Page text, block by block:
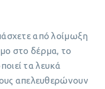
από λοίμωξη
στο δέρμα, το
τα λευκά
απελευθερώνουν